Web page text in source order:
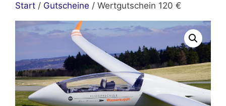
Start / Gutscheine / Wertgutschein 120 €